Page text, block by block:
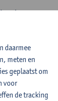
in
Antwerp in
not be any
daarmee
meten en
geplaatst om
voor
de tracking